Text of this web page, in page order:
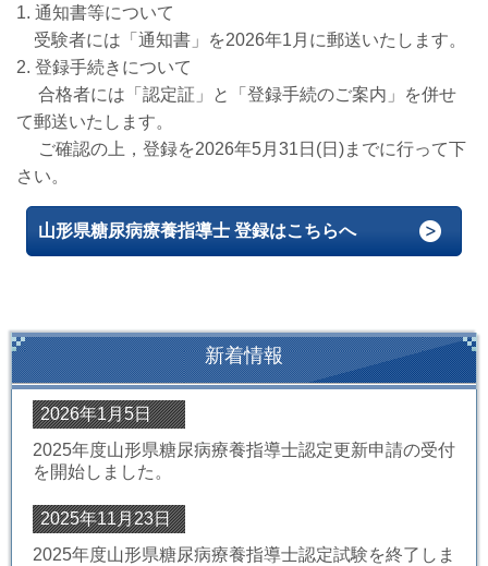
1. 通知書等について
受験者には「通知書」を2026年1月に郵送いたします。
2. 登録手続きについて
合格者には「認定証」と
「登録手続のご案内」
を併せ
て郵送いたします。
ご確認の上，登録を2026年5月 31 日 (日 )までに行って下
さい。
山形県糖尿病療養指導士 登録はこちらへ
新着情報
2026年1月5日
2025年度山形県糖尿病療養指導士認定更新申請の受付
を開始しました。
2025年11月23日
2025年度山形県糖尿病療養指導士認定試験を終了しま